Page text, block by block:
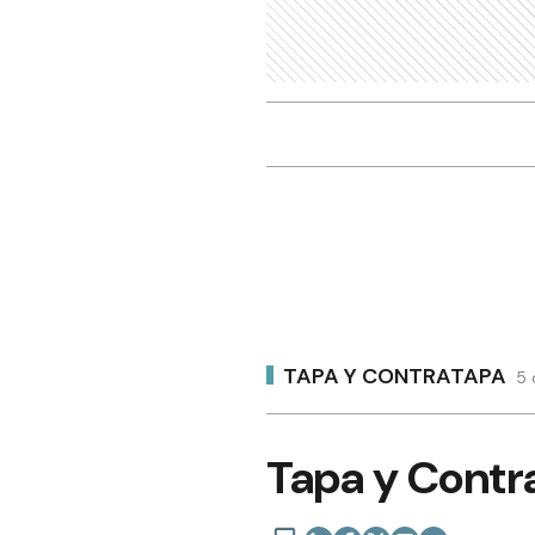
TAPA Y CONTRATAPA 5
Tapa y